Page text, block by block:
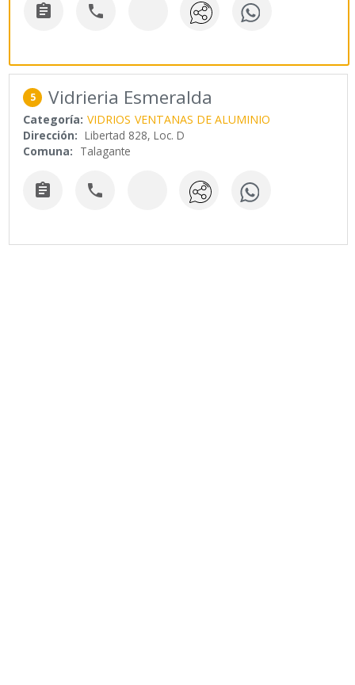
 
5 Vidrieria Esmeralda
Categoría: VIDRIOS VENTANAS DE ALUMINIO
Dirección: Libertad 828, Loc. D
Comuna: Talagante
 